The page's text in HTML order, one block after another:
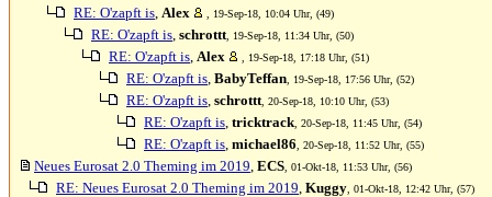
RE: O'zapft is, Alex , 19-Sep-18, 10:04 Uhr, (49)
RE: O'zapft is, schrottt , 19-Sep-18, 11:34 Uhr, (50)
RE: O'zapft is, Alex , 19-Sep-18, 17:18 Uhr, (51)
RE: O'zapft is, BabyTeffan , 19-Sep-18, 17:56 Uhr, (52)
RE: O'zapft is, schrottt , 20-Sep-18, 10:10 Uhr, (53)
RE: O'zapft is, tricktrack , 20-Sep-18, 11:45 Uhr, (54)
RE: O'zapft is, michael86 , 20-Sep-18, 11:52 Uhr, (55)
Neues Eurosat 2.0 Theming im 2019, ECS , 01-Okt-18, 11:53 Uhr, (56)
RE: Neues Eurosat 2.0 Theming im 2019, Kuggy , 01-Okt-18, 12:42 Uhr, (57)